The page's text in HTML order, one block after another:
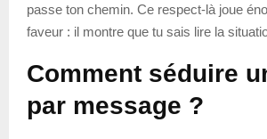
passe ton chemin. Ce respect-là joue
faveur : il montre que tu sais lire la
Comment séduire
par message ?